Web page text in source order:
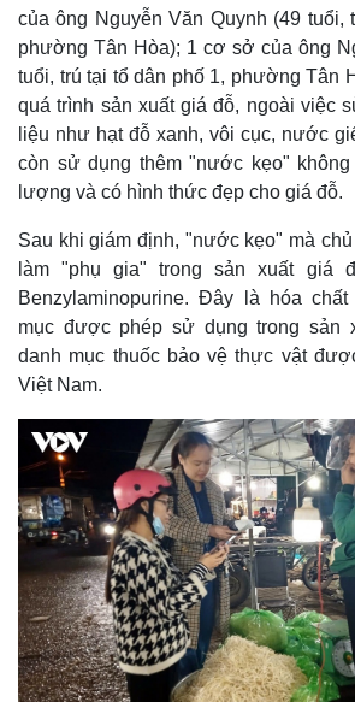
của ông Nguyễn Văn Quynh (49 tuổi,
phường Tân Hòa); 1 cơ sở của ông
tuổi, trú tại tổ dân phố 1, phường Tân
quá trình sản xuất giá đỗ, ngoài việc
liệu như hạt đỗ xanh, vôi cục, nước
còn sử dụng thêm "nước kẹo" không
lượng và có hình thức đẹp cho giá đỗ.
Sau khi giám định, "nước kẹo" mà
làm "phụ gia" trong sản xuất giá
Benzylaminopurine. Đây là hóa
mục được phép sử dụng trong sản
danh mục thuốc bảo vệ thực vật
Việt Nam.